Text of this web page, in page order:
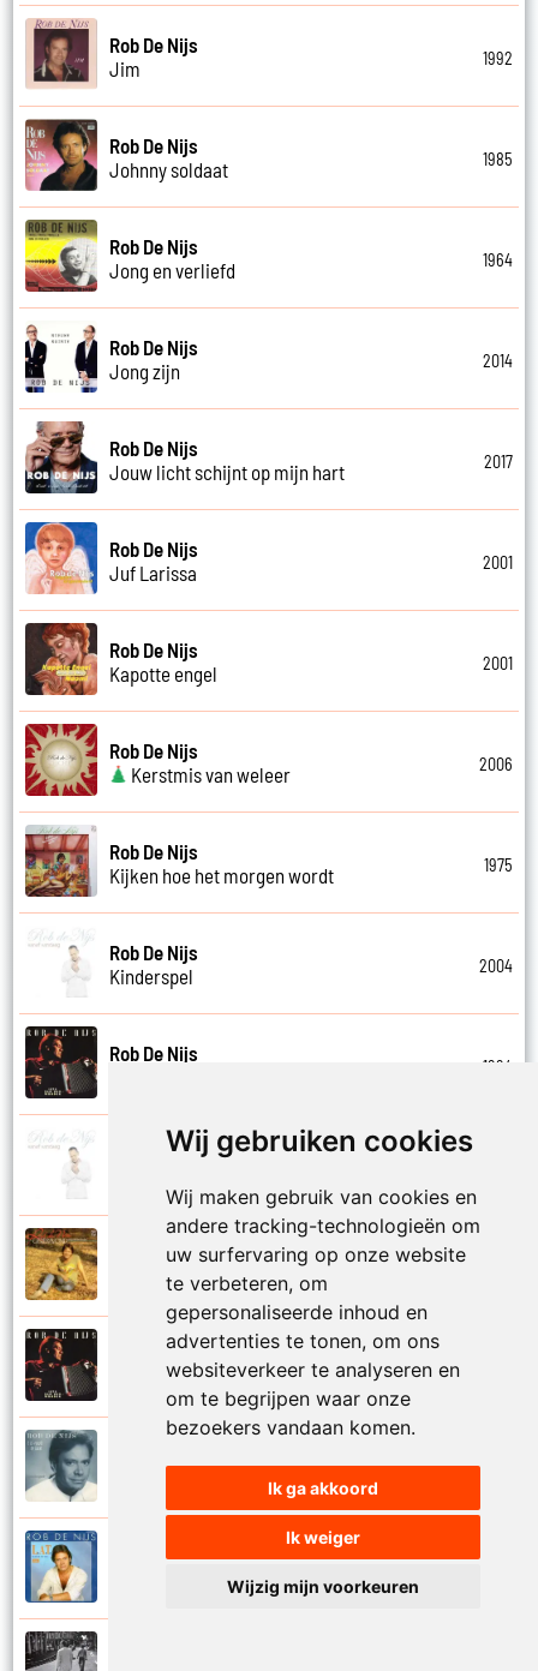
Wij gebruiken cookies
Wij maken gebruik van cookies en
andere tracking-technologieën om
uw surfervaring op onze website
te verbeteren, om
gepersonaliseerde inhoud en
advertenties te tonen, om ons
websiteverkeer te analyseren en
om te begrijpen waar onze
bezoekers vandaan komen.
Ik ga akkoord
Ik weiger
Wijzig mijn voorkeuren
Rob De Nijs
Jim
1992
Rob De Nijs
Johnny soldaat
1985
Rob De Nijs
Jong en verliefd
1964
Rob De Nijs
Jong zijn
2014
Rob De Nijs
Jouw licht schijnt op mijn hart
2017
Rob De Nijs
Juf Larissa
2001
Rob De Nijs
Kapotte engel
2001
Rob De Nijs
Kerstmis van weleer
2006
Rob De Nijs
Kijken hoe het morgen wordt
1975
Rob De Nijs
Kinderspel
2004
Rob De Nijs
1994
Rob De Nijs
Rob De Nijs
Kleine man
Rob De Nijs
Kleine ster
Rob De Nijs